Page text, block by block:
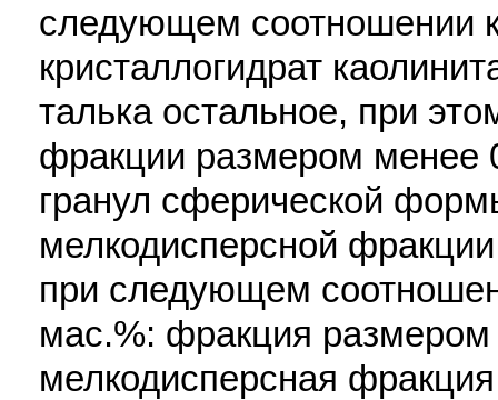
следующем соотношении
кристаллогидрат
талька остальное, при
фракции размером менее
гранул сферической
мелкодисперсной
при следующем
мас.%: фракция
мелкодисперсная